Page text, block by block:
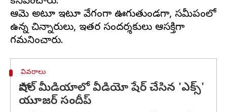
ఆమె అటూ ఇటూ వేగంగా ఊగుతుండగా, సమీపంలో
ఉన్న చిన్నారులు, ఇతర సందర్శకులు ఆసక్తిగా
వివరాలు
సోషల్ మీడియాలో వీడియో షేర్ చేసిన 'ఎక్స్'
యూజర్ సందీప్